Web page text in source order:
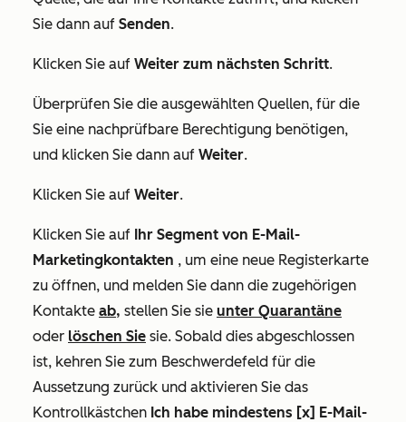
Sie dann auf Senden.
Klicken Sie auf Weiter zum nächsten Schritt.
Überprüfen Sie die ausgewählten Quellen, für die
Sie eine nachprüfbare Berechtigung benötigen,
und klicken Sie dann auf Weiter.
Klicken Sie auf Weiter.
Klicken Sie auf Ihr Segment von E-Mail-
Marketingkontakten , um eine neue Registerkarte
zu öffnen, und melden Sie dann die zugehörigen
Kontakte ab, stellen Sie sie unter Quarantäne
oder löschen Sie sie. Sobald dies abgeschlossen
ist, kehren Sie zum Beschwerdefeld für die
Aussetzung zurück und aktivieren Sie das
Kontrollkästchen Ich habe mindestens [x] E-Mail-